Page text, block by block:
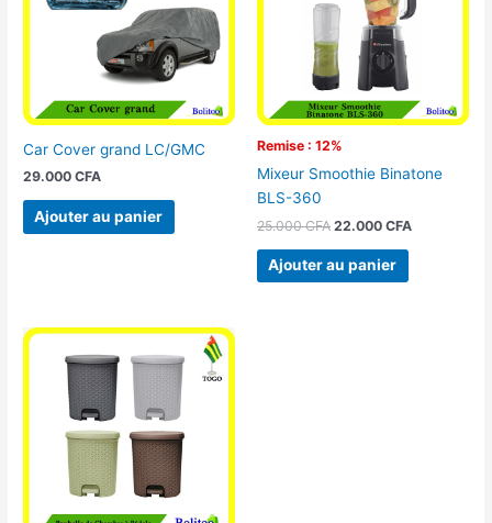
Car Cover grand LC/GMC
29.000CFA
Ajouter au panier
Remise : 12%
Mixeur Smoothie Binatone
BLS-360
25.000CFA 22.000 CFA
Ajouter au panier